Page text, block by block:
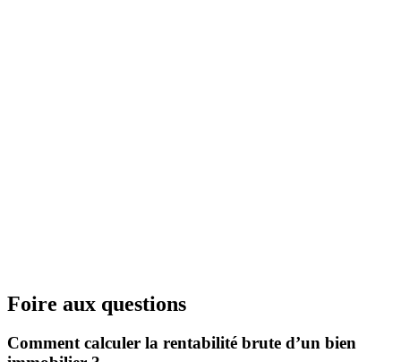
Foire aux questions
Comment calculer la rentabilité brute d’un bien